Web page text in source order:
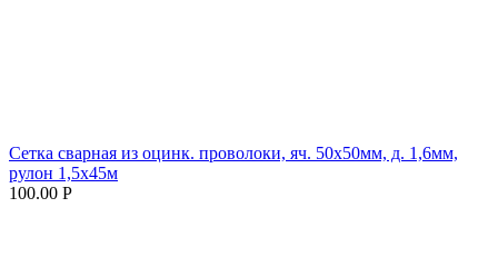
Сетка сварная из оцинк. проволоки, яч. 50х50мм, д. 1,6мм,
рулон 1,5х45м
100.00 Р